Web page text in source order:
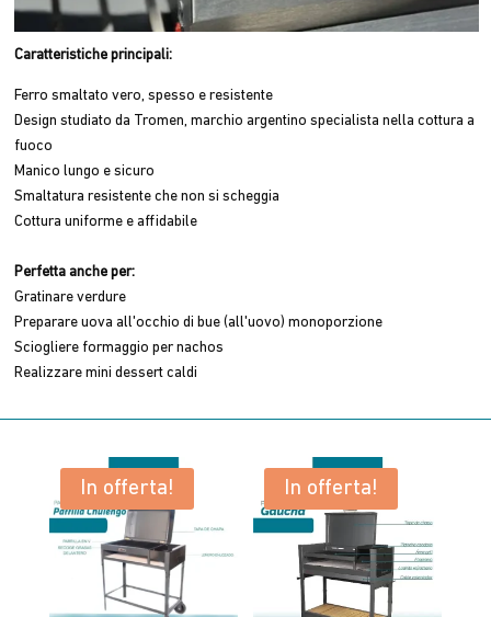
Caratteristiche principali:
Ferro smaltato vero, spesso e resistente
Design studiato da Tromen, marchio argentino specialista nella cottura a
fuoco
Manico lungo e sicuro
Smaltatura resistente che non si scheggia
Cottura uniforme e affidabile
Perfetta anche per:
Gratinare verdure
Preparare uova all'occhio di bue (all'uovo) monoporzione
Sciogliere formaggio per nachos
Realizzare mini dessert caldi
In offerta! In offerta!